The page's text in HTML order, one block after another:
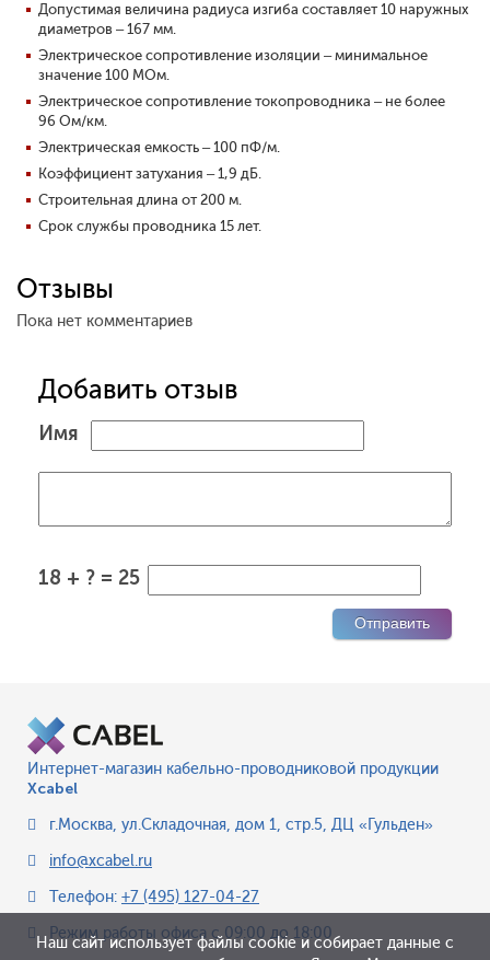
Допустимая величина радиуса изгиба составляет 10 наружных
диаметров – 167 мм.
Электрическое сопротивление изоляции – минимальное
значение 100 МОм.
Электрическое сопротивление токопроводника – не более
96 Ом/км.
Электрическая емкость – 100 пФ/м.
Коэффициент затухания –1,9 дБ.
Строительная длина от 200 м.
Срок службы проводника 15 лет.
Отзывы
Пока нет комментариев
Добавить отзыв
Имя
18 + ? = 25
Интернет-магазин кабельно-проводниковой продукции
Xcabel
г.Москва, ул.Складочная, дом 1, стр.5, ДЦ «Гульден»
info@xcabel.ru
Телефон: +7 (495) 127-04-27
Режим работы офиса с 09:00 до 18:00
Наш сайт использует файлы cookie и собирает данные с